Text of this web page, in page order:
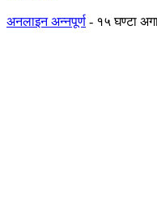
अनलाइन अन्नपूर्ण - १५ घण्टा